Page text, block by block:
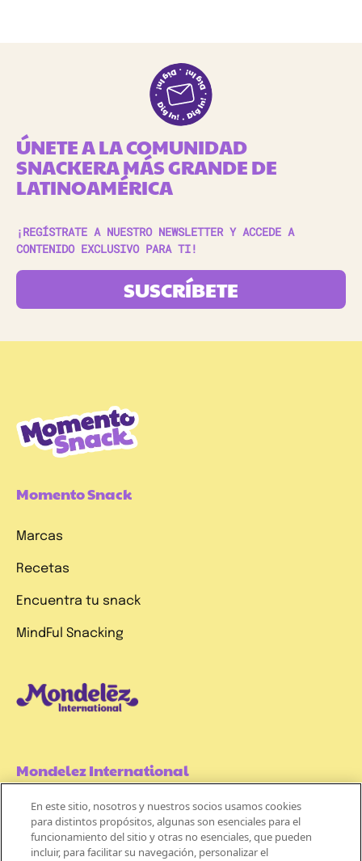
ÚNETE A LA COMUNIDAD
SNACKERA MÁS GRANDE DE
LATINOAMÉRICA
¡REGÍSTRATE A NUESTRO NEWSLETTER Y ACCEDE A
CONTENIDO EXCLUSIVO PARA TI!
SUSCRÍBETE
Momento Snack
Marcas
Recetas
Encuentra tu snack
MindFul Snacking
Mondelez International
Términos de uso
Políticas de Privacidad
En este sitio, nosotros y nuestros socios usamos cookies
para distintos propósitos, algunas son esenciales para el
funcionamiento del sitio y otras no esenciales, que pueden
incluir, para facilitar su navegación, personalizar el